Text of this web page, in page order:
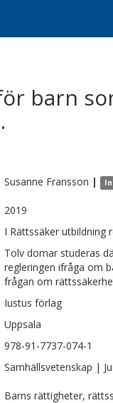
barn
Susanne Fransson |
2019
I Rättssäker utbildning
Tolv domar studeras
regleringen ifråga om
frågan om
Iustus förlag
Uppsala
978-91-7737-074-1
Samhällsvetenskap |
Barns rättigheter,